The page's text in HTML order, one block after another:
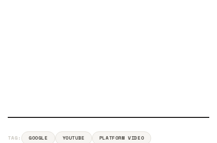
TAG: GOOGLE YOUTUBE
PLATFORM VIDEO